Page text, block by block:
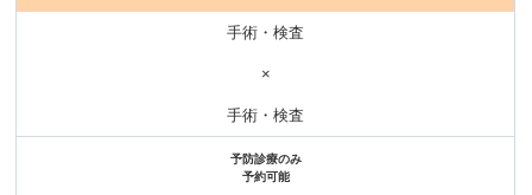
手術・検査
×
手術・検査
予防診療のみ
予約可能